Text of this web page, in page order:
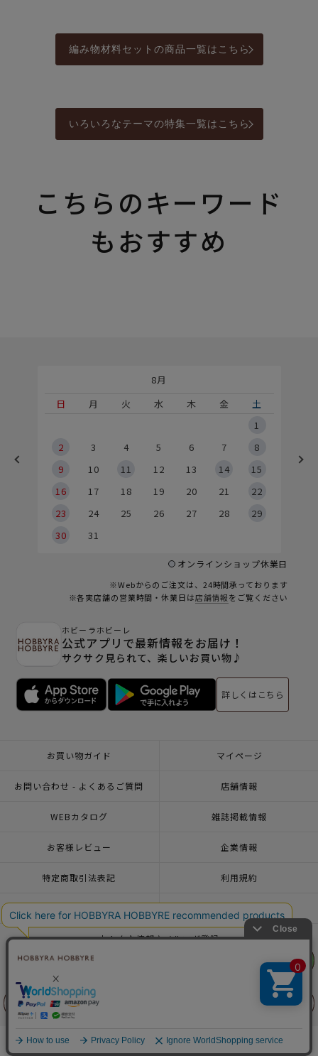
商品を探す 手芸を学ぶ ガイド 店舗情報 ログイン
前に戻る
フェア
編み物材料セットの商品一覧はこちら
いろいろなテーマの特集一覧はこちら
こちらのキーワード
もおすすめ
前に戻る
フェア
8月
日
月 火 水 木 金
土
1
2
3 4 5 6 7
8
9
10 11 12 13 14
15
16
17 18 19 20 21
22
23
24 25 26 27 28
29
30
31
オンラインショップ休業日
※Webからのご注文は、24時間承っております
※各実店舗の営業時間・休業日は店舗情報をご覧ください
ホビーラホビーレ
公式アプリで最新情報をお届け！
サクサク見られて、楽しいお買い物♪
詳しくはこちら
お買い物ガイド マイページ
お問い合わせ - よくあるご質問 店舗情報
WEBカタログ 雑誌掲載情報
お客様レビュー 企業情報
特定商取引法表記 利用規約
一緒に働こう♪求人情報
おトクな情報♪メルマガ登録
© 2026 HOBBYRA HOBBYRE CORPORATION ALL Rights Reserved